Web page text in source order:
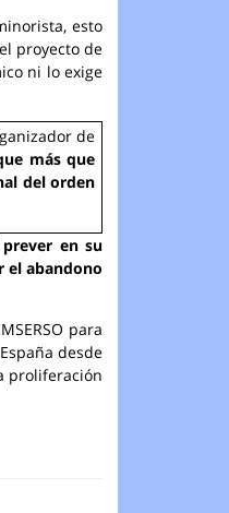
esto
proyecto de
ni lo exige
de
más que
del orden
en su
el abandono
para
desde
proliferación